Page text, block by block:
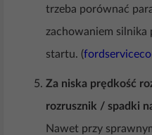
trzeba porównać
zachowaniem silnika
startu. (
Za niska prędkość
rozrusznik / spadki
Nawet przy